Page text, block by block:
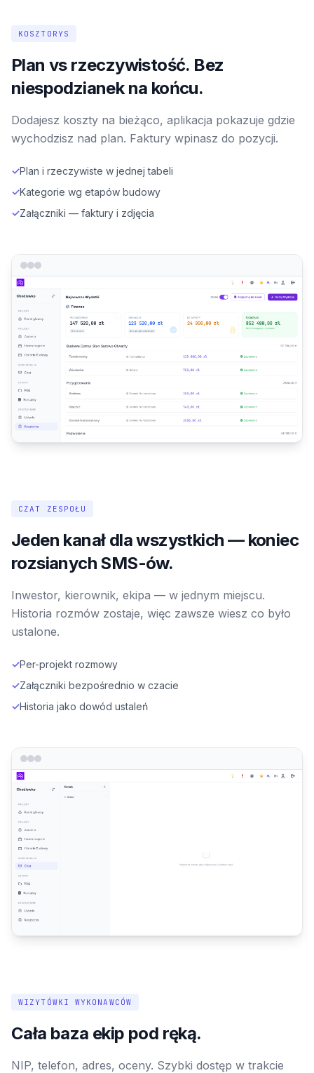
KOSZTORYS
Plan vs rzeczywistość. Bez
niespodzianek na końcu.
Dodajesz koszty na bieżąco, aplikacja pokazuje gdzie
wychodzisz nad plan. Faktury wpinasz do pozycji.
✓Plan i rzeczywiste w jednej tabeli
✓Kategorie wg etapów budowy
✓Załączniki — faktury i zdjęcia
CZAT ZESPOŁU
Jeden kanał dla wszystkich — koniec
rozsianych SMS-ów.
Inwestor, kierownik, ekipa — w jednym miejscu.
Historia rozmów zostaje, więc zawsze wiesz co było
ustalone.
✓Per-projekt rozmowy
✓Załączniki bezpośrednio w czacie
✓Historia jako dowód ustaleń
WIZYTÓWKI WYKONAWCÓW
Cała baza ekip pod ręką.
NIP, telefon, adres, oceny. Szybki dostęp w trakcie